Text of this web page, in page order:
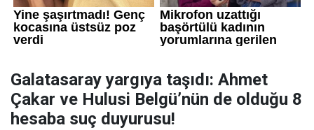
Galatasaray yargıya taşıdı: Ahmet
Çakar ve Hulusi Belgü’nün de olduğu 8
hesaba suç duyurusu!